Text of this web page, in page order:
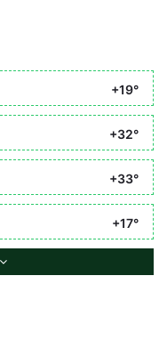
+19°
+32°
+33°
+17°